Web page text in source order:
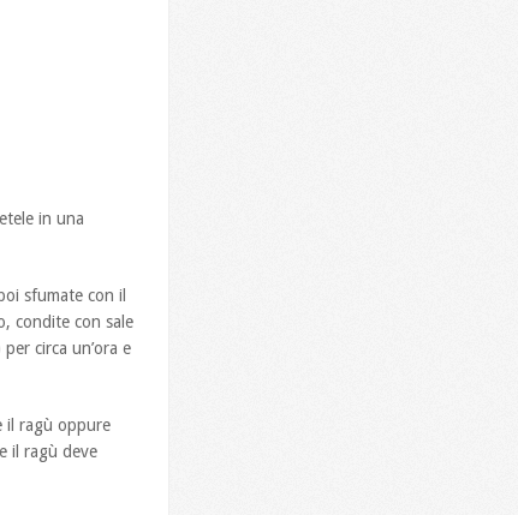
in una
sfumate con il
condite con sale
circa un’ora e
il ragù oppure
il ragù deve